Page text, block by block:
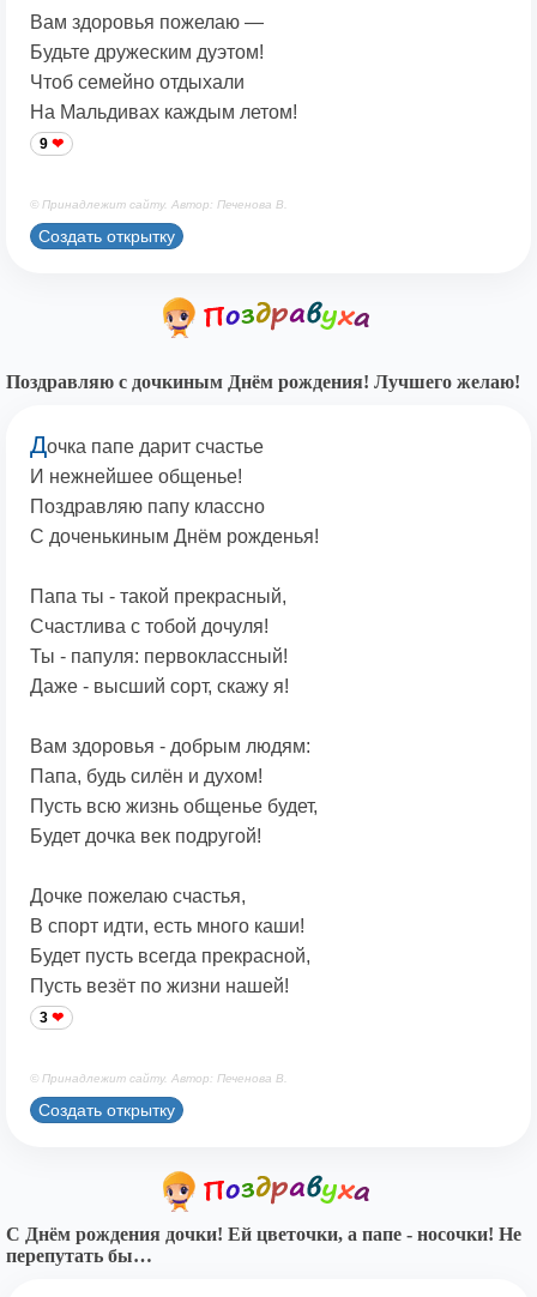
Вам здоровья пожелаю —
Будьте дружеским дуэтом!
Чтоб семейно отдыхали
На Мальдивах каждым летом!
9
© Принадлежит сайту. Автор: Печенова В.
Создать открытку
Поздравляю с дочкиным Днём рождения! Лучшего желаю!
Дочка папе дарит счастье
И нежнейшее общенье!
Поздравляю папу классно
С доченькиным Днём рожденья!
Папа ты - такой прекрасный,
Счастлива с тобой дочуля!
Ты - папуля: первоклассный!
Даже - высший сорт, скажу я!
Вам здоровья - добрым людям:
Папа, будь силён и духом!
Пусть всю жизнь общенье будет,
Будет дочка век подругой!
Дочке пожелаю счастья,
В спорт идти, есть много каши!
Будет пусть всегда прекрасной,
Пусть везёт по жизни нашей!
3
© Принадлежит сайту. Автор: Печенова В.
Создать открытку
С Днём рождения дочки! Ей цветочки, а папе - носочки! Не
перепутать бы…